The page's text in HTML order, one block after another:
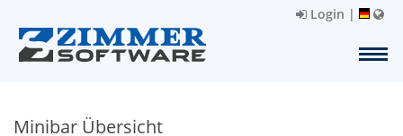
Login |
Minibar Übersicht